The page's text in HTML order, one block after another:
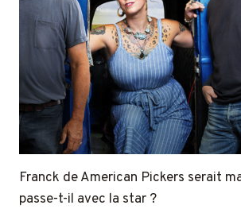
Franck de American Pickers serait
passe-t-il avec la star ?